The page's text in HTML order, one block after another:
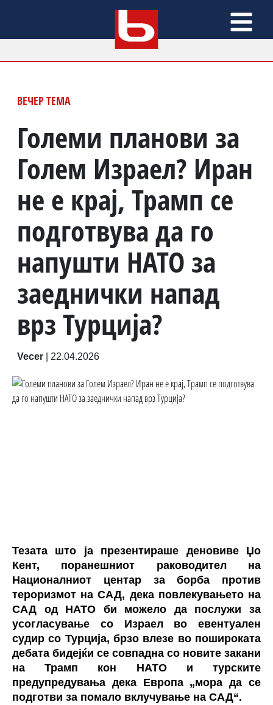
ВЕЧЕР ТЕМА
Големи планови за
Голем Израел? Иран
не е крај, Трамп се
подготвува да го
напушти НАТО за
заеднички напад
врз Турција?
Vecer 22.04.2026
Тезата што ја презентираше деновиве Џо
Кент, поранешниот раководител на
Националниот центар за борба против
тероризмот на САД, дека повлекувањето на
САД од НАТО би можело да послужи за
усогласување со Израел во евентуален
судир со Турција, брзо влезе во пошироката
дебата бидејќи се совпадна со новите закани
на Трамп кон НАТО и турските
предупредувања дека Европа „мора да се
подготви за помало вклучување на САД“.